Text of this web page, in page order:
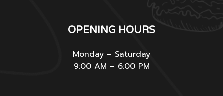
OPENING HOURS
Monday – Saturday
9:00 AM – 6:00 PM